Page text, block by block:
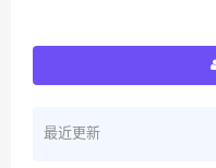
最近更新